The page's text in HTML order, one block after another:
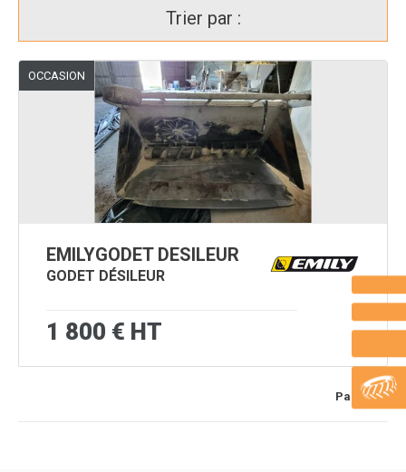
Trier par :
OCCASION
GODET DÉSILEUR
EMILYGODET DESILEUR
1 800 € HT
Page 1/ 1